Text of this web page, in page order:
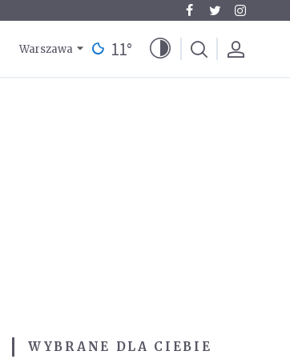
Warszawa 11°
WYBRANE DLA CIEBIE